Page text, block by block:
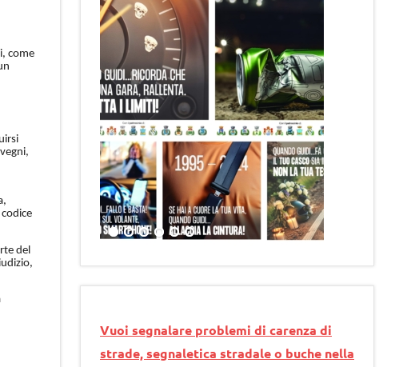
come
del
Vuoi segnalare problemi di carenza di
strade, segnaletica stradale o buche nella